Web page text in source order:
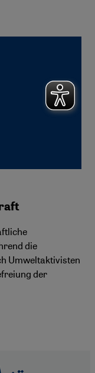
die
Umweltaktivisten
der